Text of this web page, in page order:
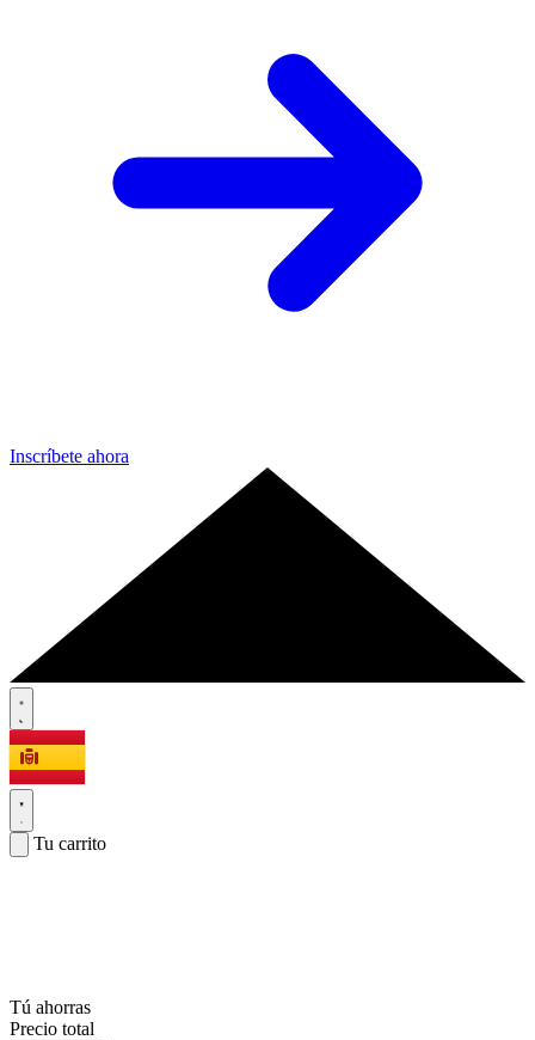
Inscríbete ahora
Tu carrito
Tú ahorras
Precio total